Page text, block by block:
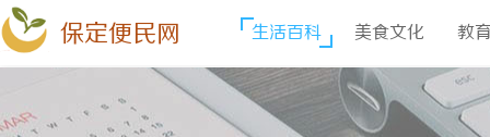
保定便民网 生活百科 美食文化 教